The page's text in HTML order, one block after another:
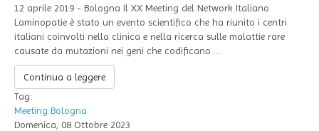
12 aprile 2019 - Bologna Il XX Meeting del Network Italiano
Laminopatie è stato un evento scientifico che ha riunito i centri
italiani coinvolti nella clinica e nella ricerca sulle malattie rare
causate da mutazioni nei geni che codificano ....
Continua a leggere
Tag:
Meeting Bologna
Domenica, 08 Ottobre 2023